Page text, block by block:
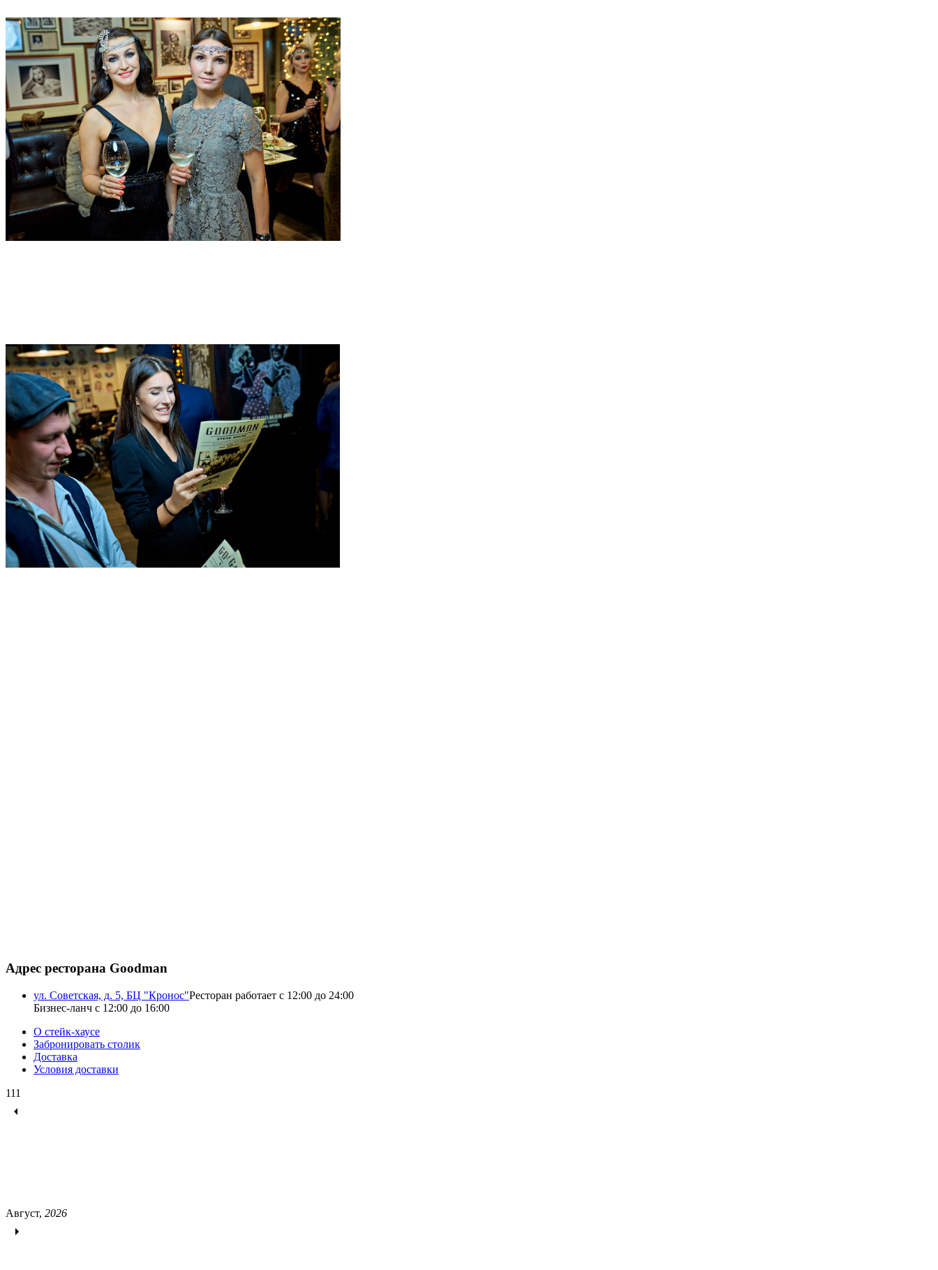
Адрес ресторана Goodman
ул. Советская, д. 5, БЦ "Кронос"Ресторан работает с 12:00 до 24:00
Бизнес-ланч с 12:00 до 16:00
О стейк-хаусе
Забронировать столик
Доставка
Условия доставки
111
Август, 2026